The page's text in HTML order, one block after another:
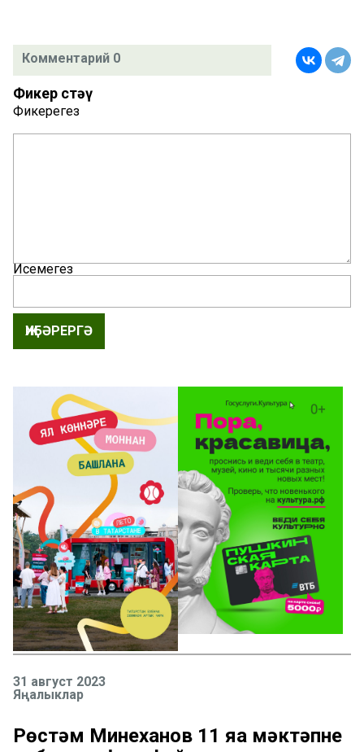
Комментарий 0
Фикер өстәү
Фикерегез
Исемегез
ҖИБӘРЕРГӘ
31 август 2023
Яңалыклар
Рөстәм Миңнеханов 11 яңа мәктәпне